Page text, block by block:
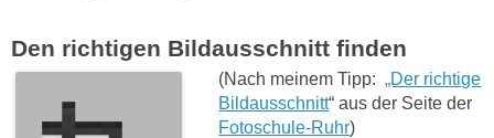
Den richtigen Bildausschnitt finden
(Nach meinem Tipp:„Der richtige
Bildausschnitt“ aus der Seite der
Fotoschule-Ruhr)